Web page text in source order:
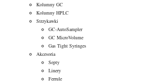
Kolumny GC
Kolumny HPLC
Strzykawki
GC-AutoSampler
GC MicroVolume
Gas Tight Syringes
Akcesoria
Septy
Linery
Ferrule